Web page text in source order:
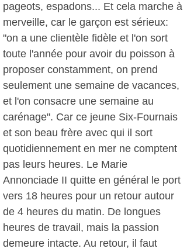
pageots, espadons... Et cela marche à
merveille, car le garçon est sérieux:
"on a une clientèle fidèle et l'on sort
toute l'année pour avoir du poisson à
proposer constamment, on prend
seulement une semaine de vacances,
et l'on consacre une semaine au
carénage". Car ce jeune Six-Fournais
et son beau frère avec qui il sort
quotidiennement en mer ne comptent
pas leurs heures. Le Marie
Annonciade II quitte en général le port
vers 18 heures pour un retour autour
de 4 heures du matin. De longues
heures de travail, mais la passion
demeure intacte. Au retour, il faut